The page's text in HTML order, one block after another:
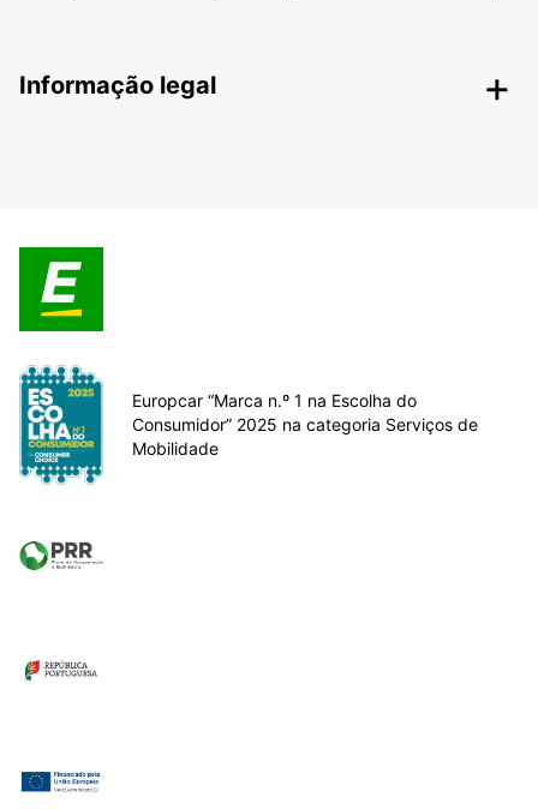
Informação legal
Europcar “Marca n.º 1 na Escolha do
Consumidor” 2025 na categoria Serviços de
Mobilidade